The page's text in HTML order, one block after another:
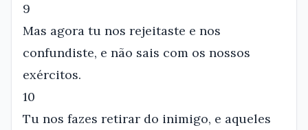
9
Mas agora tu nos rejeitaste e nos
confundiste, e não sais com os nossos
exércitos.
10
Tu nos fazes retirar do inimigo, e aqueles